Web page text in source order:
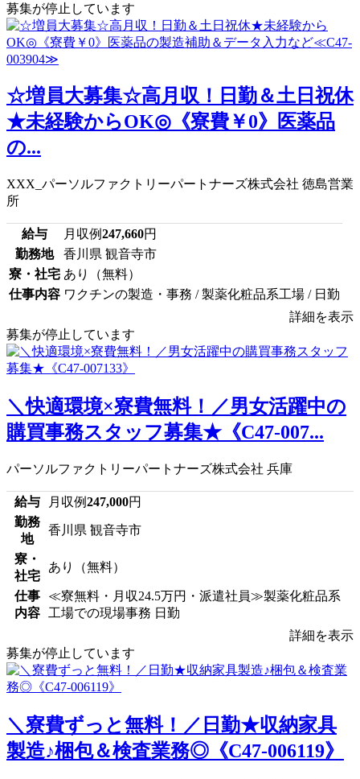
募集が停止しています
☆増員大募集☆高月収！日勤＆土日祝休
★未経験からOK◎《寮費￥0》医薬品
の...
XXX_パーソルファクトリーパートナーズ株式会社 徳島営業
所
給与 月収例247,660円
勤務地
香川県 観音寺市
寮・社宅 あり（無料）
仕事内容 ワクチンの製造・事務 / 製薬化粧品系工場 / 日勤
詳細を表示
募集が停止しています
＼快適環境×寮費無料！／男女活躍中の
購買事務スタッフ募集★《C47-007...
パーソルファクトリーパートナーズ株式会社 兵庫
給与 月収例247,000円
勤務
地
香川県 観音寺市
寮・
社宅
あり（無料）
仕事
内容
≪寮無料・月収24.5万円・派遣社員≫製薬化粧品系
工場での現場事務 日勤
詳細を表示
募集が停止しています
＼寮費ずっと無料！／日勤★収納家具
製造♪梱包＆検査業務◎《C47-006119》